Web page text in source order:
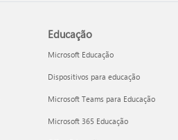
Educação
Microsoft Educação
Dispositivos para educação
Microsoft Teams para Educação
Microsoft 365 Educação